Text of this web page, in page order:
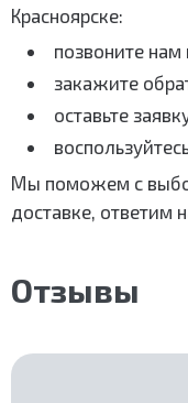
Красноярске:
позвоните нам
закажите
оставьте
Мы поможем с
доставке, ответим
Отзывы